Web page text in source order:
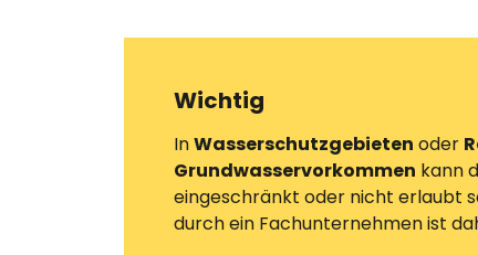
Wichtig
InWasserschutzgebieten oder
Grundwasservorkommen kann
eingeschränkt oder nicht erlaubt
durch ein Fachunternehmen ist